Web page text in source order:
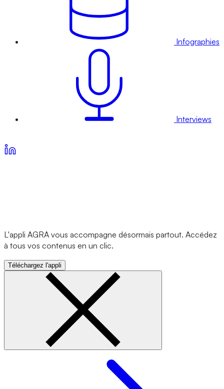
Infographies
Interviews
L'appli AGRA vous accompagne désormais partout. Accédez
à tous vos contenus en un clic.
Téléchargez l'appli